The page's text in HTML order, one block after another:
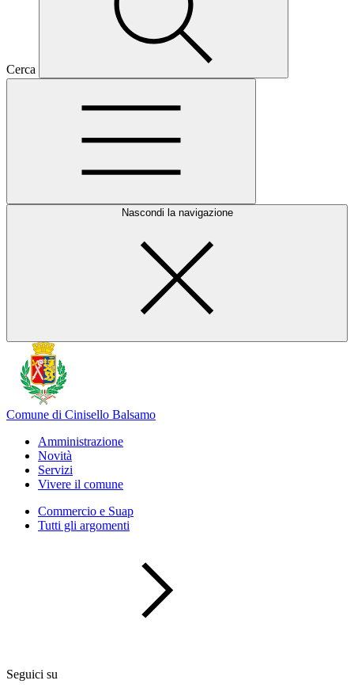
Cerca
Nascondi la navigazione
Comune di Cinisello Balsamo
Amministrazione
Novità
Servizi
Vivere il comune
Commercio e Suap
Tutti gli argomenti
Seguici su